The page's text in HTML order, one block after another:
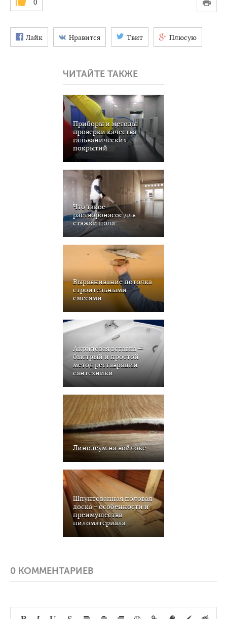
0
Лайк Нравится Твит Плюсую
ЧИТАЙТЕ ТАКЖЕ
Приборы и методы
проверки качества
гальванических
покрытий
Что такое
растворонасос для
стяжки пола
Выравнивание потолка
строительными
смесями
Акриловая вставка —
быстрый и простой
метод реставрации
сантехники
Линолеум на войлоке
Шпунтованная половая
доска – особенности и
преимущества
пиломатериала
0 КОММЕНТАРИЕВ